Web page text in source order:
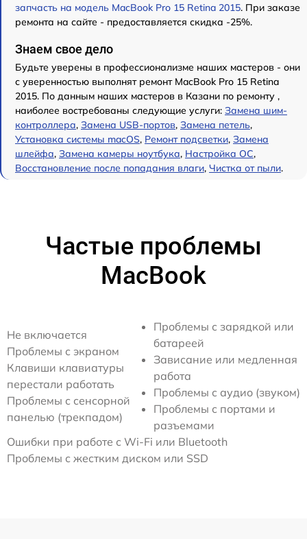
запчасть на модель MacBook Pro 15 Retina 2015. При заказе
ремонта на сайте - предоставляется скидка -25%.
Знаем свое дело
Будьте уверены в профессионализме наших мастеров - они
с уверенностью выполнят ремонт MacBook Pro 15 Retina
2015. По данным наших мастеров в Казани по ремонту ,
наиболее востребованы следующие услуги: Замена шим-
контроллера, Замена USB-портов, Замена петель,
Установка системы macOS, Ремонт подсветки, Замена
шлейфа, Замена камеры ноутбука, Настройка ОС,
Восстановление после попадания влаги, Чистка от пыли.
Частые проблемы
MacBook
Не включается
Проблемы с экраном
Клавиши клавиатуры
перестали работать
Проблемы с сенсорной
панелью (трекпадом)
Проблемы с зарядкой или
батареей
Зависание или медленная
работа
Проблемы с аудио (звуком)
Проблемы с портами и
разъемами
Ошибки при работе с Wi-Fi или Bluetooth
Проблемы с жестким диском или SSD